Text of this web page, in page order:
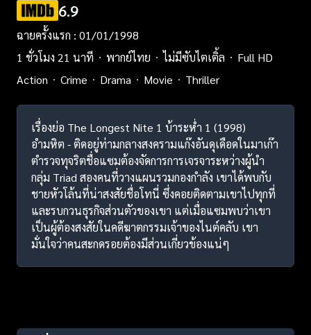
6.9
ฉายครั้งแรก : 01/01/1998
1 ชั่วโมง 21 นาที
พากย์ไทย ไม่มีซับไตเติ้ล
Full HD
Action
Crime Drama Movie Thriller
เรื่องย่อ The Longest Nite 1 บ้าระห่ำ 1 (1998)
อำมหิต - ติดอยู่ท่ามกลางสงครามแก๊งอันดุเดือดในมาเก๊า
ตำรวจทุจริตชื่อแซมต้องจัดการการเจรจาระหว่างผู้นำ
กลุ่ม Triad สองคนที่วางแผนรวมกองกำลัง เขาได้พบกับ
ชายหัวโล้นที่น่าสงสัยชื่อโทนี่ ซึ่งคอยติดตามเขาไปทุกที่
และรบกวนธุรกิจส่วนตัวของเขา แต่เมื่อแซมพบว่าเขา
เป็นผู้ต้องสงสัยในคดีฆาตกรรมเจ้าของไนต์คลับ เขา
มั่นใจว่าคนสะกดรอยต้องมีส่วนเกี่ยวข้องแน่ๆ